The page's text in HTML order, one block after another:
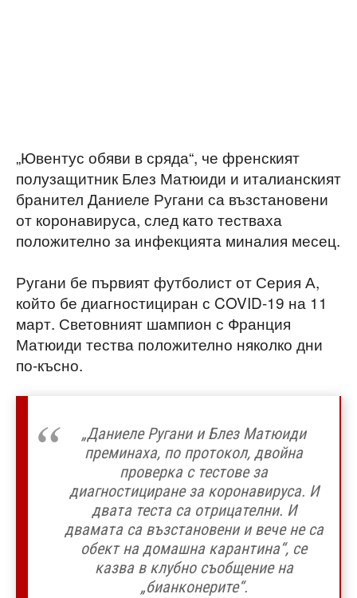
„Ювентус обяви в сряда“, че френският
полузащитник Блез Матюиди и италианският
бранител Даниеле Ругани са възстановени
от коронавируса, след като тестваха
положително за инфекцията миналия месец.
Ругани бе първият футболист от Серия А,
който бе диагностициран с COVID-19 на 11
март. Световният шампион с Франция
Матюиди тества положително няколко дни
по-късно.
„Даниеле Ругани и Блез Матюиди
преминаха, по протокол, двойна
проверка с тестове за
диагностициране за коронавируса. И
двата теста са отрицателни. И
двамата са възстановени и вече не са
обект на домашна карантина“, се
казва в клубно съобщение на
„бианконерите“.